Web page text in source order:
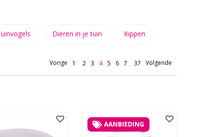
Dieren in je tuin Kippen
Vorige 1 2 3 4 5 6 7 37 Volgende